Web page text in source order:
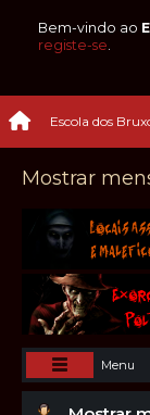
Bem-vindo ao
registe-se.
Escola dos
Mostrar
Menu